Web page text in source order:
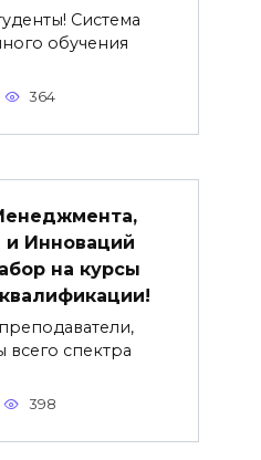
Система
обучения
364
и Инноваций
на курсы
всего спектра
398